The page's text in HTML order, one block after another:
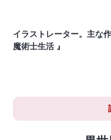
イラストレーター。主な
魔術士生活 』